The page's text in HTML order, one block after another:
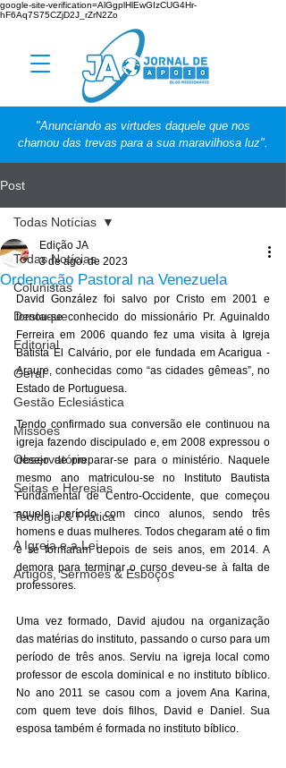
google-site-verification=AlGgplHlEwGIzCUG4Hr-
hF6Aq7S75CZjD2J_rZrN2Zo
"Anunciando as virtudes daquele que nos
chamou das trevas para a sua maravilhosa luz".
Post
Todas Notícias
Colunistas
Destaque
Editorial
Geral
Gestão Eclesiástica
Missões
Observatório
Seitas e Heresias
Teologia & Prática
A Igreja e a Lei
Artigos, Sermões & Esboços
Todas Notícias
Ordenação Pastoral na Venezuela
Edição JA
3 de ago. de 2023
David González foi salvo por Cristo em 2001 e
tornou-se conhecido do missionário Pr. Aguinaldo
Ferreira em 2006 quando fez uma visita à Igreja
Batista El Calvário, por ele fundada em Acarigua -
Araure, conhecidas como “as cidades gêmeas”, no
Estado de Portuguesa.
Tendo confirmado sua conversão ele continuou na
igreja fazendo discipulado e, em 2008 expressou o
desejo de preparar-se para o ministério. Naquele
mesmo ano matriculou-se no Instituto Bautista
Fundamental de Centro-Occidente, que começou
aquele período com cinco alunos, sendo três
homens e duas mulheres. Todos chegaram até o fim
e se formaram depois de seis anos, em 2014. A
demora para terminar o curso deveu-se à falta de
professores.
Uma vez formado, David ajudou na organização
das matérias do instituto, passando o curso para um
período de três anos. Serviu na igreja local como
professor de escola dominical e no instituto bíblico.
No ano 2011 se casou com a jovem Ana Karina,
com quem teve dois filhos, David e Daniel. Sua
esposa também é formada no instituto bíblico.